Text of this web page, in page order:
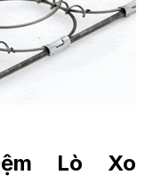
Lò Xo